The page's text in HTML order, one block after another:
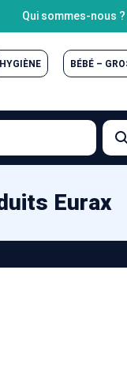
Qui sommes-nous ?
HYGIÈNE BÉBÉ –
Eurax